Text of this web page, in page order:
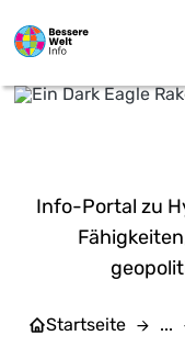
Info-Portal zu
Startseite ...